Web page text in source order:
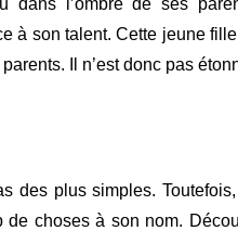
à son talent.Cette jeune
Il n’est donc pas
des plus simples.
choses à son nom.